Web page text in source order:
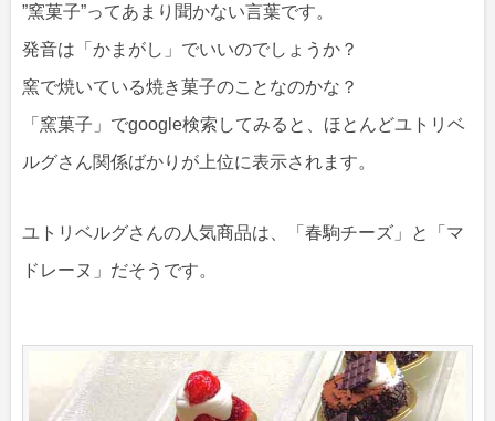
”窯菓子”ってあまり聞かない言葉です。
発音は「かまがし」でいいのでしょうか？
窯で焼いている焼き菓子のことなのかな？
「窯菓子」でgoogle検索してみると、ほとんどユトリベ
ルグさん関係ばかりが上位に表示されます。
ユトリベルグさんの人気商品は、「春駒チーズ」と「マ
ドレーヌ」だそうです。